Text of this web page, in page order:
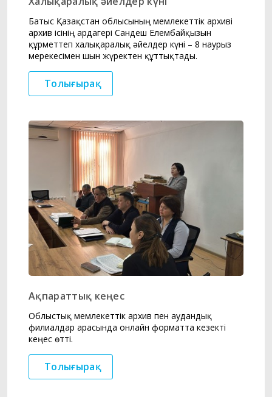
Батыс Қазақстан облысының мемлекеттік архиві
архив ісінің ардагері Сандеш Елембайқызын
құрметтеп халықаралық әйелдер күні – 8 наурыз
мерекесімен шын жүректен құттықтады.
Толығырақ
Ақпараттық кеңес
Облыстық мемлекеттік архив пен аудандық
филиалдар арасында онлайн форматта кезекті
кеңес өтті.
Толығырақ